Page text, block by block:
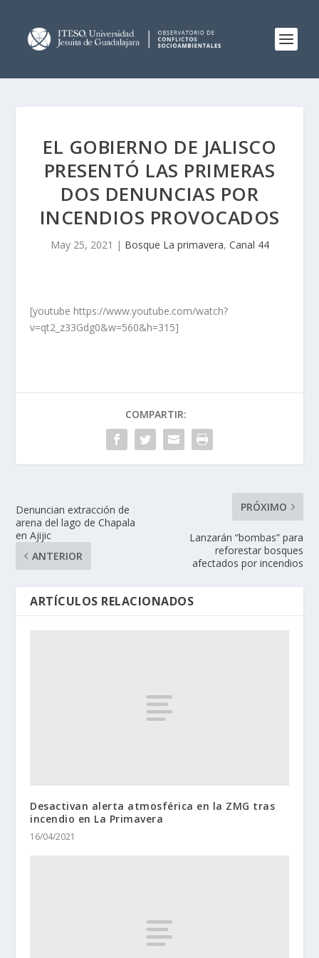
EL GOBIERNO DE JALISCO
PRESENTÓ LAS PRIMERAS
DOS DENUNCIAS POR
INCENDIOS PROVOCADOS
May 25, 2021 | Bosque La primavera, Canal 44
[youtube https://www.youtube.com/watch?
v=qt2_z33Gdg0&w=560&h=315]
COMPARTIR:
Denuncian extracción de
arena del lago de Chapala
en Ajijic
ANTERIOR
PRÓXIMO
Lanzarán “bombas” para
reforestar bosques
afectados por incendios
ARTÍCULOS RELACIONADOS
Desactivan alerta atmosférica en la ZMG tras
incendio en La Primavera
16/04/2021